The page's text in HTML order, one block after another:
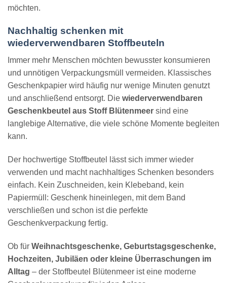
möchten.
Nachhaltig schenken mit
wiederverwendbaren Stoffbeuteln
Immer mehr Menschen möchten bewusster konsumieren
und unnötigen Verpackungsmüll vermeiden. Klassisches
Geschenkpapier wird häufig nur wenige Minuten genutzt
und anschließend entsorgt. Die wiederverwendbaren
Geschenkbeutel aus Stoff Blütenmeer sind eine
langlebige Alternative, die viele schöne Momente begleiten
kann.
Der hochwertige Stoffbeutel lässt sich immer wieder
verwenden und macht nachhaltiges Schenken besonders
einfach. Kein Zuschneiden, kein Klebeband, kein
Papiermüll: Geschenk hineinlegen, mit dem Band
verschließen und schon ist die perfekte
Geschenkverpackung fertig.
Ob für Weihnachtsgeschenke, Geburtstagsgeschenke,
Hochzeiten, Jubiläen oder kleine Überraschungen im
Alltag – der Stoffbeutel Blütenmeer ist eine moderne